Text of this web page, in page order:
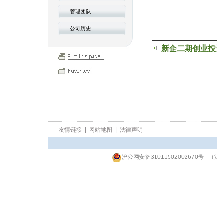
管理团队
公司历史
新企二期创业
友情链接 网站地图 法律声明
沪公网安备31011502002670号（